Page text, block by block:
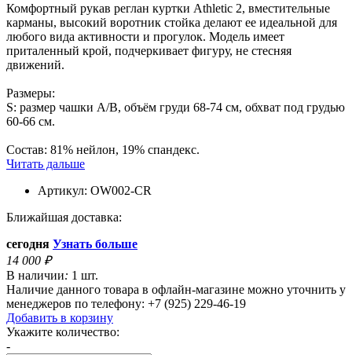
Комфортный рукав реглан куртки Athletic 2, вместительные
карманы, высокий воротник стойка делают ее идеальной для
любого вида активности и прогулок. Модель имеет
приталенный крой, подчеркивает фигуру, не стесняя
движений.
Размеры:
S: размер чашки A/B, объём груди 68-74 см, обхват под грудью
60-66 см.
Состав: 81% нейлон, 19% спандекс.
Читать дальше
Артикул: OW002-CR
Ближайшая доставка:
сегодня Узнать больше
14 000 ₽
В наличии: 1 шт.
Наличие данного товара в офлайн-магазине можно уточнить у
менеджеров по телефону: +7 (925) 229-46-19
Добавить в корзину
Укажите количество:
-